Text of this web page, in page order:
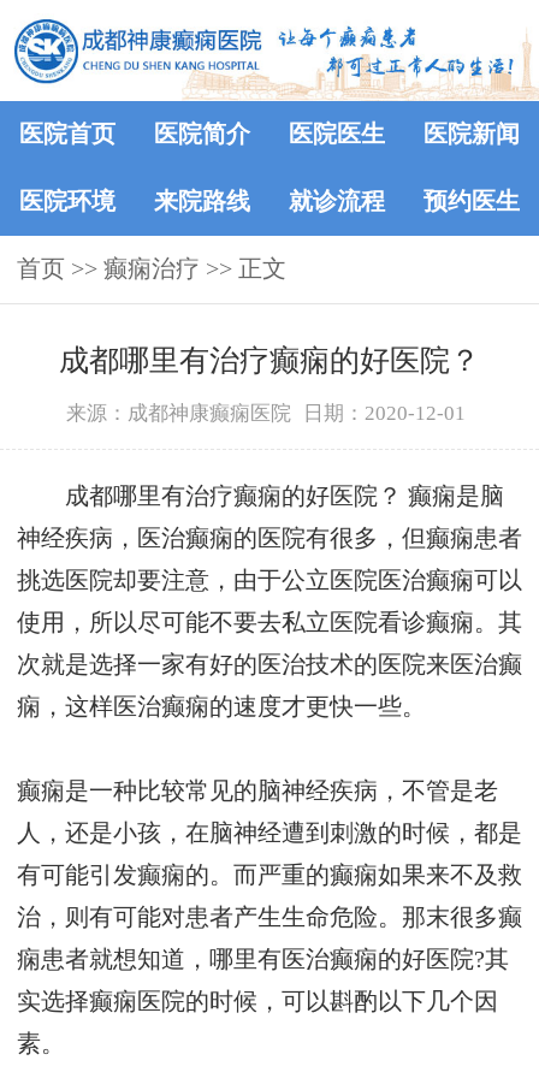
医院首页 医院简介 医院医生 医院新闻
医院环境 来院路线 就诊流程 预约医生
首页 >> 癫痫治疗 >> 正文
成都哪里有治疗癫痫的好医院？
来源：成都神康癫痫医院 日期：2020-12-01
成都哪里有治疗癫痫的好医院？ 癫痫是脑
神经疾病，医治癫痫的医院有很多，但癫痫患者
挑选医院却要注意，由于公立医院医治癫痫可以
使用，所以尽可能不要去私立医院看诊癫痫。其
次就是选择一家有好的医治技术的医院来医治癫
痫，这样医治癫痫的速度才更快一些。
癫痫是一种比较常见的脑神经疾病，不管是老
人，还是小孩，在脑神经遭到刺激的时候，都是
有可能引发癫痫的。而严重的癫痫如果来不及救
治，则有可能对患者产生生命危险。那末很多癫
痫患者就想知道，哪里有医治癫痫的好医院?其
实选择癫痫医院的时候，可以斟酌以下几个因
素。